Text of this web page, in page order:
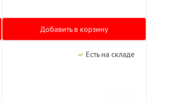
Добавить в корзину
Есть на складе